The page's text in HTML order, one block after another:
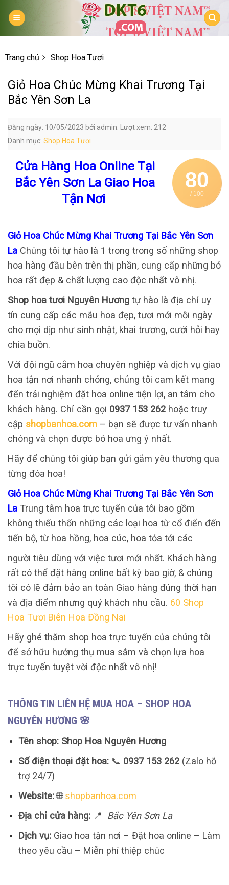
Trang chủ Shop Hoa Tươi
Giỏ Hoa Chúc Mừng Khai Trương Tại
Bắc Yên Sơn La
Đăng ngày: 10/05/2023 bởi admin. Lượt xem: 212
Danh mục: Shop Hoa Tươi
80
/ 100
Cửa Hàng Hoa Online Tại
Bắc Yên Sơn La Giao Hoa
Tận Nơi
Giỏ Hoa Chúc Mừng Khai Trương Tại Bắc Yên Sơn
La Chúng tôi tự hào là 1 trong trong số những shop
hoa hàng đầu bên trên thị phần, cung cấp những bó
hoa rất đẹp & chất lượng cao độc nhất vô nhị.
Shop hoa tươi Nguyên Hương tự hào là địa chỉ uy
tín cung cấp các mẫu hoa đẹp, tươi mới mỗi ngày
cho mọi dịp như sinh nhật, khai trương, cưới hỏi hay
chia buồn.
Với đội ngũ cắm hoa chuyên nghiệp và dịch vụ giao
hoa tận nơi nhanh chóng, chúng tôi cam kết mang
đến trải nghiệm đặt hoa online tiện lợi, an tâm cho
khách hàng. Chỉ cần gọi 0937 153 262 hoặc truy
cập shopbanhoa.com – bạn sẽ được tư vấn nhanh
chóng và chọn được bó hoa ưng ý nhất.
Hãy để chúng tôi giúp bạn gửi gắm yêu thương qua
từng đóa hoa!
Giỏ Hoa Chúc Mừng Khai Trương Tại Bắc Yên Sơn
La Trung tâm hoa trực tuyến của tôi bao gồm
không thiếu thốn những các loại hoa từ cổ điển đến
tiến bộ, từ hoa hồng, hoa cúc, hoa tỏa tới các
người tiêu dùng với việc tươi mới nhất. Khách hàng
rất có thể đặt hàng online bất kỳ bao giờ, & chúng
tôi có lẽ đảm bảo an toàn Giao hàng đúng thời hạn
và địa điểm nhưng quý khách nhu cầu. 60 Shop
Hoa Tươi Biên Hoa Đồng Nai
Hãy ghé thăm shop hoa trực tuyến của chúng tôi
để sở hữu hưởng thụ mua sắm và chọn lựa hoa
trực tuyến tuyệt vời độc nhất vô nhị!
THÔNG TIN LIÊN HỆ MUA HOA – SHOP HOA
NGUYÊN HƯƠNG 🌸
Tên shop: Shop Hoa Nguyên Hương
Số điện thoại đặt hoa:📞 0937 153 262(Zalo hỗ
trợ 24/7)
Website:🌐shopbanhoa.com
Địa chỉ cửa hàng:📍
Bắc Yên Sơn La
Dịch vụ:Giao hoa tận nơi – Đặt hoa online – Làm
theo yêu cầu – Miễn phí thiệp chúc